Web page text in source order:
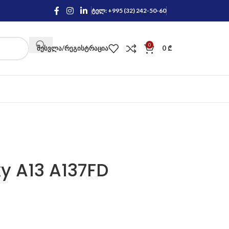
ტელ: +995 (32) 242-50-60
ᲨᲔᲡᲕᲚᲐ/ᲠᲔᲒᲘᲡᲢᲠᲐᲪᲘᲐ 0 0₾
A137FD